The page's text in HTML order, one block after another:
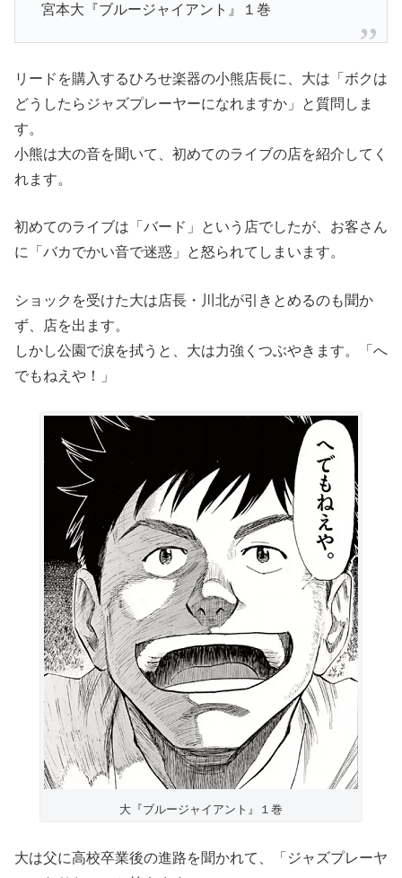
宮本大『ブルージャイアント』１巻
リードを購入するひろせ楽器の小熊店長に、大は「ボクは
どうしたらジャズプレーヤーになれますか」と質問しま
す。
小熊は大の音を聞いて、初めてのライブの店を紹介してく
れます。
初めてのライブは「バード」という店でしたが、お客さん
に「バカでかい音で迷惑」と怒られてしまいます。
ショックを受けた大は店長・川北が引きとめるのも聞か
ず、店を出ます。
しかし公園で涙を拭うと、大は力強くつぶやきます。「へ
でもねえや！」
大『ブルージャイアント』１巻
大は父に高校卒業後の進路を聞かれて、「ジャズプレーヤ